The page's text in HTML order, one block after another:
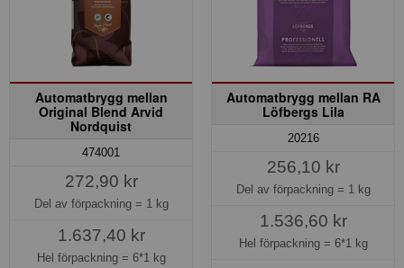
Automatbrygg mellan
Original Blend Arvid
Nordquist
474001
272,90 kr
Del av förpackning = 1 kg
1.637,40 kr
Hel förpackning = 6*1 kg
Automatbrygg mellan RA
Löfbergs Lila
20216
256,10 kr
Del av förpackning = 1 kg
1.536,60 kr
Hel förpackning = 6*1 kg